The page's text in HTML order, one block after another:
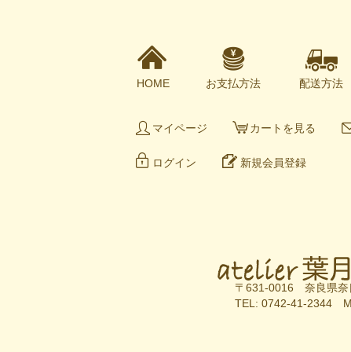
HOME お支払方法 配送方法
マイページ カートを見る
ログイン 新規会員登録
〒631-0016 奈良県奈
TEL: 0742-41-2344